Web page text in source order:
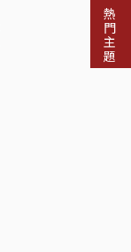
熱
門
主
題